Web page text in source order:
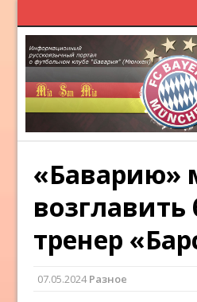
«Баварию»
тренер
07.05.2024Разное